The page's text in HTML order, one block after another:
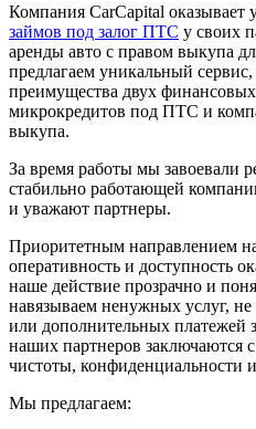
Компания CarCapital оказывает
займов под залог ПТС у своих
аренды авто с правом выкупа
предлагаем уникальный
преимущества двух финансовых
микрокредитов под ПТС и
выкупа.
За время работы мы завоевали
стабильно работающей
и уважают партнеры.
Приоритетным направлением
оперативность и доступность
наше действие прозрачно и
навязываем ненужных услуг,
или дополнительных платежей
наших партнеров заключаются
чистоты, конфиденциальности
Мы предлагаем: